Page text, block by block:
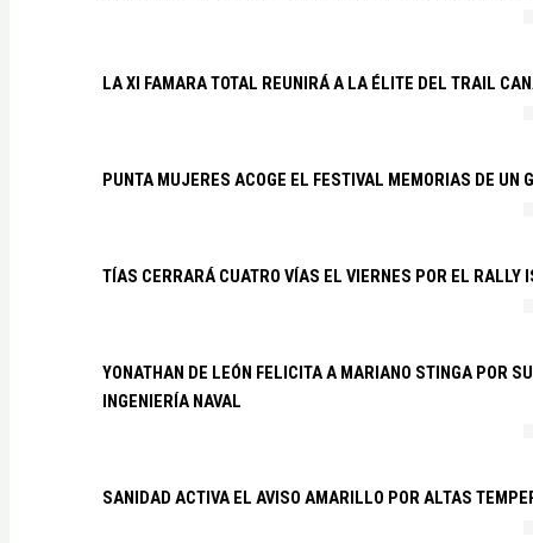
LA XI FAMARA TOTAL REUNIRÁ A LA ÉLITE DEL TRAIL
PUNTA MUJERES ACOGE EL FESTIVAL MEMORIAS DE UN
TÍAS CERRARÁ CUATRO VÍAS EL VIERNES POR EL RALLY
YONATHAN DE LEÓN FELICITA A MARIANO STINGA POR
INGENIERÍA NAVAL
SANIDAD ACTIVA EL AVISO AMARILLO POR ALTAS